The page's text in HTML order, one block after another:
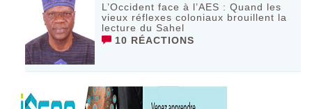
L’Occident face à l’AES : Quand les
vieux réflexes coloniaux brouillent la
lecture du Sahel
10 RÉACTIONS